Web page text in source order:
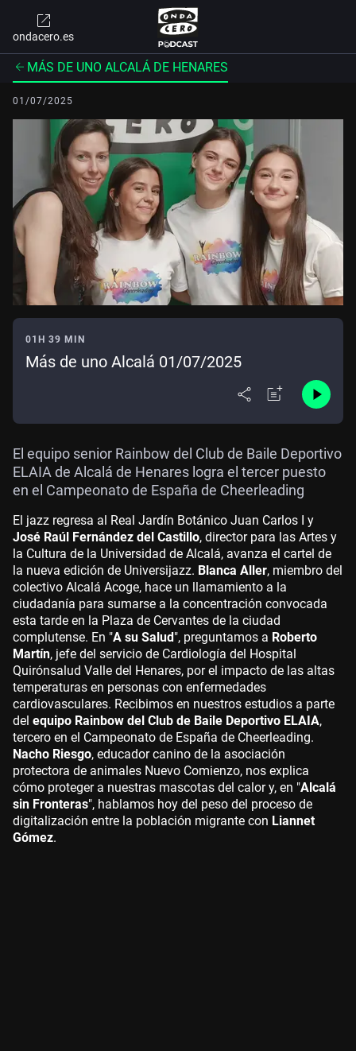
ondacero.es
MÁS DE UNO ALCALÁ DE HENARES
01/07/2025
01H 39 MIN
Más de uno Alcalá 01/07/2025
El equipo senior Rainbow del Club de Baile Deportivo
ELAIA de Alcalá de Henares logra el tercer puesto
en el Campeonato de España de Cheerleading
El jazz regresa al Real Jardín Botánico Juan Carlos I y
José Raúl Fernández del Castillo, director para las Artes y
la Cultura de la Universidad de Alcalá, avanza el cartel de
la nueva edición de Universijazz. Blanca Aller, miembro del
colectivo Alcalá Acoge, hace un llamamiento a la
ciudadanía para sumarse a la concentración convocada
esta tarde en la Plaza de Cervantes de la ciudad
complutense. En "A su Salud", preguntamos a Roberto
Martín, jefe del servicio de Cardiología del Hospital
Quirónsalud Valle del Henares, por el impacto de las altas
temperaturas en personas con enfermedades
cardiovasculares. Recibimos en nuestros estudios a parte
del equipo Rainbow del Club de Baile Deportivo ELAIA,
tercero en el Campeonato de España de Cheerleading.
Nacho Riesgo, educador canino de la asociación
protectora de animales Nuevo Comienzo, nos explica
cómo proteger a nuestras mascotas del calor y, en "Alcalá
sin Fronteras", hablamos hoy del peso del proceso de
digitalización entre la población migrante con Liannet
Gómez.